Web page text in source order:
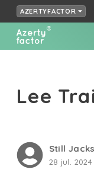
AZERTYFACTOR
Lee
Still
28 jul.